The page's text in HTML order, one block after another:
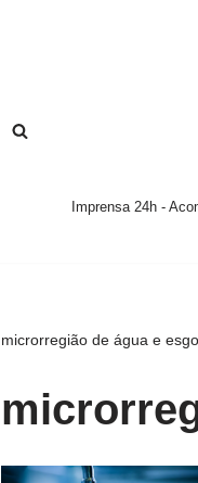
Imprensa 24h -
microrregião de água e